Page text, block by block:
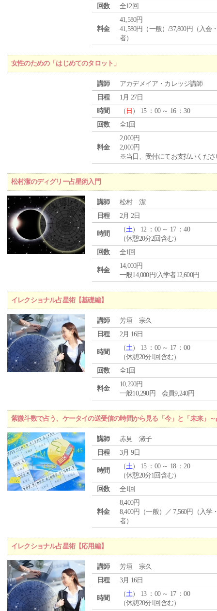
回数
全12回
料金
41,580円
41,580円（一般）/37,800円（入会
者）
女性のための「はじめてのタロット」
講師
アカデメイア・カレッジ講師
日程
1月 27日
時間
（ 日 ） 15 ：00 ～ 16 ：30
回数
全1回
料金
2,000円
2,000円
※当日、受付にてお支払いくださ
松村潔のディグリー占星術入門
講師
松村 潔
日程
2月 2日
時間
（土） 12 ：00 ～ 17 ：40
（休憩20分2回含む）
回数
全1回
料金
14,000円
一般14,000円/入学者12,600円
イレクショナル占星術【基礎編】
講師
芳垣 宗久
日程
2月 16日
時間
（土） 13 ：00 ～ 17 ：00
（休憩20分1回含む）
回数
全1回
料金
10,290円
一般10,290円 会員9,240円
紫微斗数で占う、ケータイの送受信の時間から見る「今」と「未来」
講師
赤見 淑子
日程
3月 9日
時間
（土） 15 ：00 ～ 18 ：20
（休憩20分1回含む）
回数
全1回
料金
8,400円
8,400円（一般）／ 7,560円（入学
者）
イレクショナル占星術【応用編】
講師
芳垣 宗久
日程
3月 16日
時間
（土） 13 ：00 ～ 17 ：00
（休憩20分1回含む）